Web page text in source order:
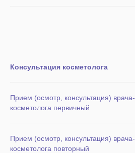
Консультация косметолога
Прием (осмотр, консультация) врача-
косметолога первичный
Прием (осмотр, консультация) врача-
косметолога повторный